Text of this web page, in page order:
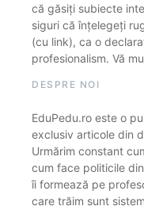
că găsiți subiecte
siguri că înțelegeți
(cu link), ca o
profesionalism. Vă
DESPRE NOI
EduPedu.ro este o
exclusiv articole din
Urmărim constant
cum face politicile
îi formează pe
care trăim sunt